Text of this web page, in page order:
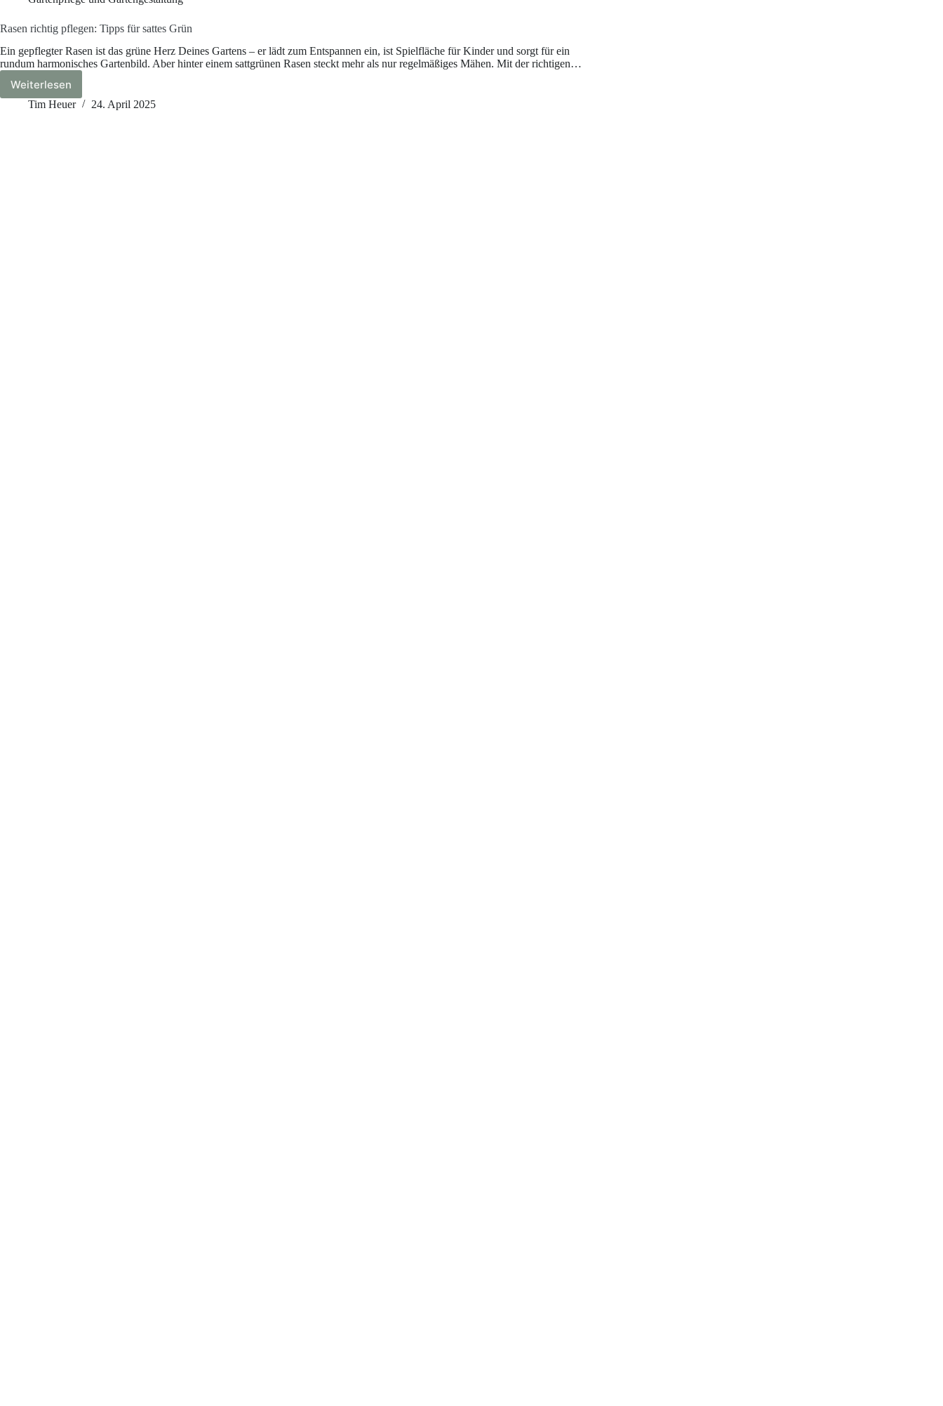
Rasen richtig pflegen: Tipps für sattes Grün
Ein gepflegter Rasen ist das grüne Herz Deines Gartens – er lädt zum Entspannen ein, ist Spielfläche für Kinder und sorgt für ein
rundum harmonisches Gartenbild. Aber hinter einem sattgrünen Rasen steckt mehr als nur regelmäßiges Mähen. Mit der richtigen…
Weiterlesen
Rasen
richtig
Tim Heuer 24. April 2025